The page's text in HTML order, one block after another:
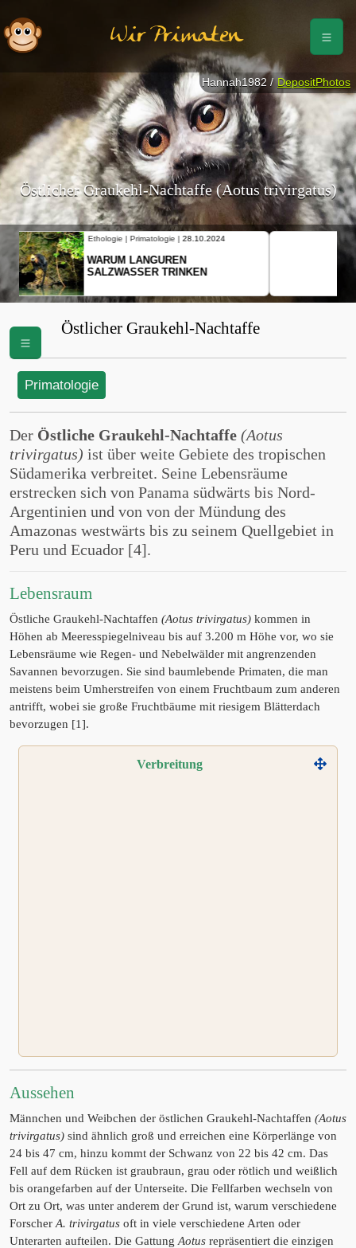
Wir Primaten
Östlicher Graukehl-Nachtaffe (Aotus trivirgatus)
Ethologie | Primatologie |10.10.2024
NEUES VON WEIBLICHEN
SCHOPFGIBBONS UND IHRER
Hannah1982 / DepositPhotos
Östlicher Graukehl-Nachtaffe
Primatologie
Der Östliche Graukehl-Nachtaffe (Aotus
trivirgatus) ist über weite Gebiete des tropischen
Südamerika verbreitet. Seine Lebensräume
erstrecken sich von Panama südwärts bis Nord-
Argentinien und von von der Mündung des
Amazonas westwärts bis zu seinem Quellgebiet in
Peru und Ecuador [4].
Lebensraum
Östliche Graukehl-Nachtaffen (Aotus trivirgatus) kommen in
Höhen ab Meeresspiegelniveau bis auf 3.200 m Höhe vor, wo sie
Lebensräume wie Regen- und Nebelwälder mit angrenzenden
Savannen bevorzugen. Sie sind baumlebende Primaten, die man
meistens beim Umherstreifen von einem Fruchtbaum zum anderen
antrifft, wobei sie große Fruchtbäume mit riesigem Blätterdach
bevorzugen [1].
Verbreitung
Aussehen
Männchen und Weibchen der östlichen Graukehl-Nachtaffen (Aotus
trivirgatus) sind ähnlich groß und erreichen eine Körperlänge von
24 bis 47 cm, hinzu kommt der Schwanz von 22 bis 42 cm. Das
Fell auf dem Rücken ist graubraun, grau oder rötlich und weißlich
bis orangefarben auf der Unterseite. Die Fellfarben wechseln von
Ort zu Ort, was unter anderem der Grund ist, warum verschiedene
Forscher A. trivirgatus oft in viele verschiedene Arten oder
Unterarten aufteilen. Die Gattung Aotus repräsentiert die einzigen